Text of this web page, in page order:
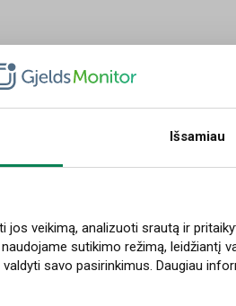
kainuoja
kortelę? Pirmiausia viską
kas labiausiai apkrauna
Išsamiau
veikimą, analizuoti srautą ir
sutikimo režimą, leidžiantį
savo pasirinkimus. Daugiau